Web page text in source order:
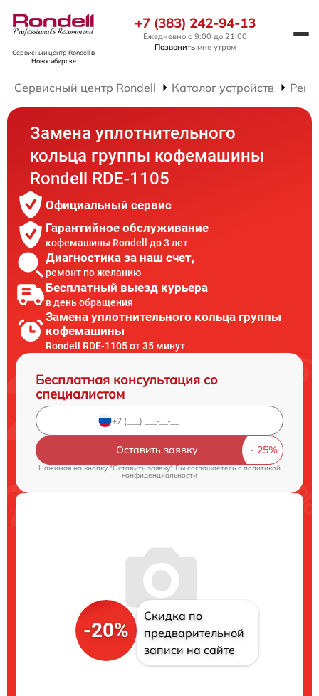
Сервисный центр Rondellв
Новосибирске
+7 (383) 242-94-13
Ежедневно с 9:00 до 21:00
Позвонить мне утром
Сервисный центр Rondell Каталог устройств
Замена уплотнительного
кольца группы кофемашины
Rondell RDE-1105
Официальный сервис
Гарантийное обслуживание
кофемашины Rondell до 3 лет
Диагностика за наш счет,
ремонт по желанию
Бесплатный выезд курьера
в день обращения
Замена уплотнительного кольца группы
кофемашины
Rondell RDE-1105 от 35 минут
Бесплатная консультация со
специалистом
Оставить заявку
Нажимая на кнопку "Оставить заявку" Вы соглашаетесь cполитикой
конфиденциальности
-20%
Скидка по
предварительной
записи на сайте